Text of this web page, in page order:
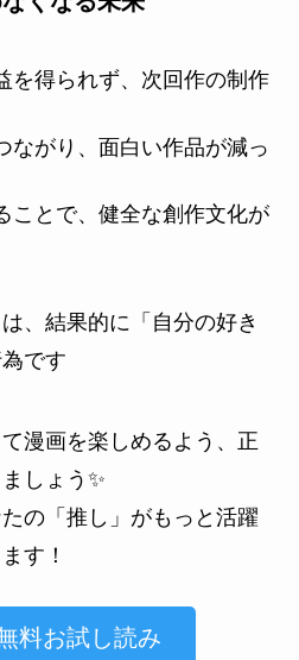
を得られず、次回作の制作
ながり、面白い作品が減っ
ことで、健全な創作文化が
、結果的に「自分の好き
です
漫画を楽しめるよう、正
しょう✨
の「推し」がもっと活躍
す！
料お試し読み